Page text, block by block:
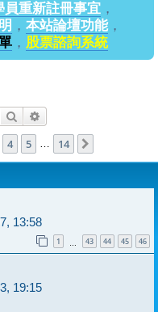
員重新註冊事宜 ，
， 本站論壇功能，
， 股票諮詢系統
搜尋
頁)
4 5 … 14
13:58
1 43 44 45 46
19:15